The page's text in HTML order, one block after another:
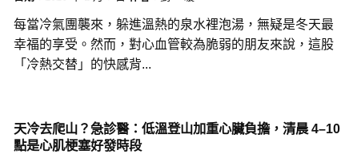
每當冷氣團襲來，躲進溫熱的泉水裡泡湯，無疑是冬天最
幸福的享受。然而，對心血管較為脆弱的朋友來說，這股
「冷熱交替」的快感背...
天冷去爬山？急診醫：低溫登山加重心臟負擔，清晨 4–10
點是心肌梗塞好發時段